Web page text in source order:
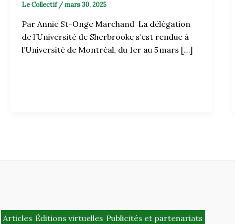
Le Collectif / mars 30, 2025
Par Annie St-Onge Marchand La délégation
de l’Université de Sherbrooke s’est rendue à
l’Université de Montréal, du 1er au 5 mars […]
Articles Éditions virtuelles Publicités et partenariats